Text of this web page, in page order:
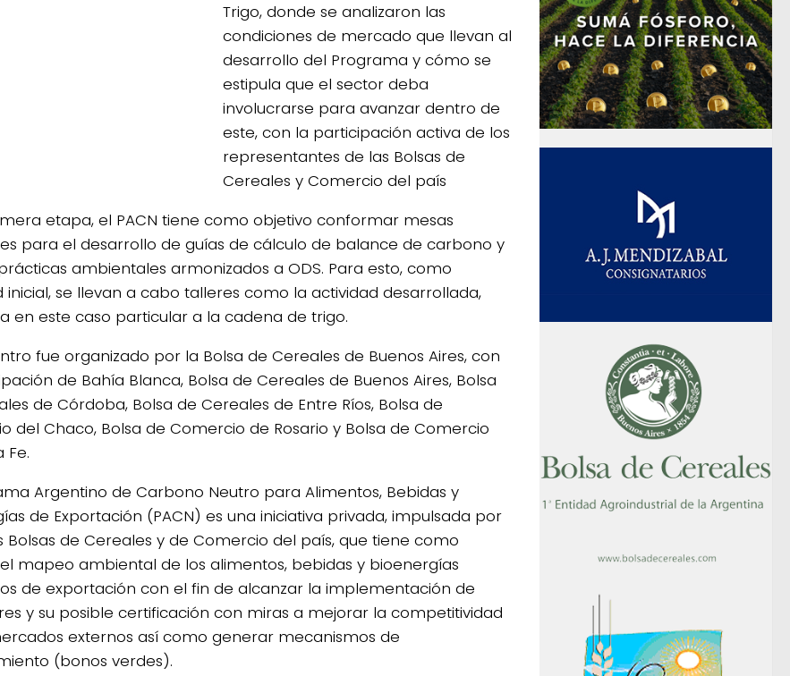
Trigo, donde se analizaron las
condiciones de mercado que llevan al
desarrollo del Programa y cómo se
estipula que el sector deba
involucrarse para avanzar dentro de
este, con la participación activa de los
representantes de las Bolsas de
Cereales y Comercio del país
etapa, el PACN tiene como objetivo conformar mesas
para el desarrollo de guías de cálculo de balance de carbono y
ambientales armonizados a ODS. Para esto, como
inicial, se llevan a cabo talleres como la actividad desarrollada,
en este caso particular a la cadena de trigo.
fue organizado por la Bolsa de Cereales de Buenos Aires, con
de Bahía Blanca, Bolsa de Cereales de Buenos Aires, Bolsa
de Córdoba, Bolsa de Cereales de Entre Ríos, Bolsa de
del Chaco, Bolsa de Comercio de Rosario y Bolsa de Comercio
Fe.
Argentino de Carbono Neutro para Alimentos, Bebidas y
de Exportación (PACN) es una iniciativa privada, impulsada por
Bolsas de Cereales y de Comercio del país, que tiene como
mapeo ambiental de los alimentos, bebidas y bioenergías
de exportación con el fin de alcanzar la implementación de
y su posible certificación con miras a mejorar la competitividad
externos así como generar mecanismos de
(bonos verdes).